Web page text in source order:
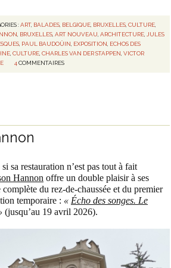
:ART, BALADES, BELGIQUE, BRUXELLES, CULTURE,
BRUXELLES ,ART NOUVEAU ,ARCHITECTURE JULES
PAUL BAUDOÜIN EXPOSITION ECHOS DES
,CULTURE ,CHARLES VAN DER STAPPEN ,VICTOR
4 COMMENTAIRES
sa restauration n’est pas tout à fait
Hannon offre un double plaisir à ses
du rez-de-chaussée et du premier
temporaire : « Écho des songes. Le
(jusqu’au 19 avril 2026).